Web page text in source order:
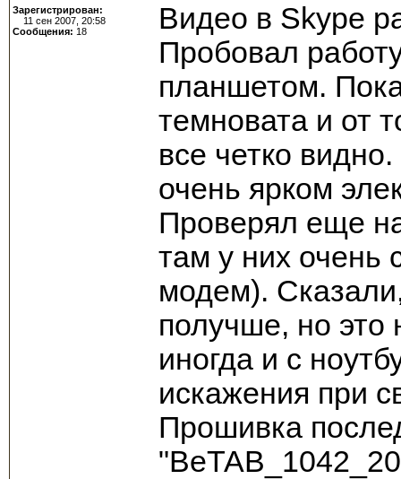
Зарегистрирован:
11 сен 2007, 20:58
Сообщения: 18
Видео в Skype
Пробовал
планшетом.
темновата и от
все четко
очень ярком
Проверял еще
там у них очень
модем).
получше, но это
иногда и с
искажения при
Прошивка